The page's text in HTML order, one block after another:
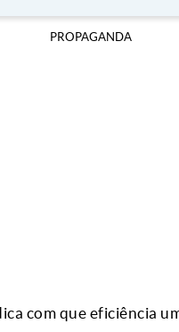
PROPAGANDA
com que eficiência